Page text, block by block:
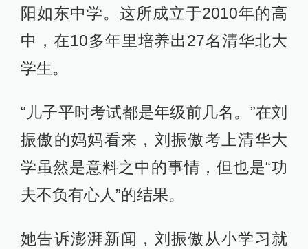
阳如东中学。这所成立于2010年的高
中，在10多年里培养出27名清华北大
学生。
“儿子平时考试都是年级前几名。”在刘
振傲的妈妈看来，刘振傲考上清华大
学虽然是意料之中的事情，但也是“功
夫不负有心人”的结果。
她告诉澎湃新闻，刘振傲从小学习就